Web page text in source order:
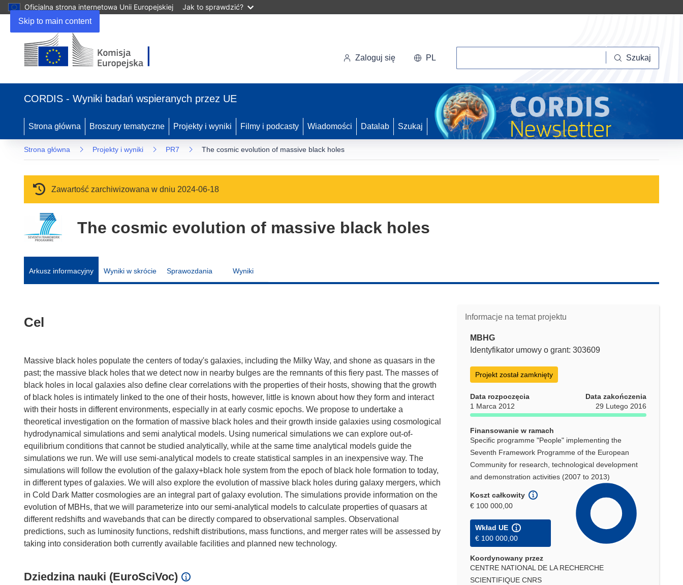
Skip to main content
Oficjalna strona internetowa Unii Europejskiej Jak to sprawdzić?
Zaloguj się PL Szukaj
CORDIS - Wyniki badań wspieranych przez UE
Strona główna Broszury tematyczne Projekty i wyniki Filmy i podcasty Wiadomości Datalab Szukaj
Strona główna Projekty i wyniki PR7 The cosmic evolution of massive black holes
Zawartość zarchiwizowana w dniu 2024-06-18
The cosmic evolution of massive black holes
Arkusz informacyjny Wyniki w skrócie Sprawozdania Wyniki
Informacje na temat projektu
MBHG
Identyfikator umowy o grant: 303609
Projekt został zamknięty
Data rozpoczęcia
1 Marca 2012
Data zakończenia
29 Lutego 2016
Finansowanie w ramach
Specific programme "People" implementing the
Seventh Framework Programme of the European
Community for research, technological development
and demonstration activities (2007 to 2013)
Koszt całkowity
€ 100 000,00
Wkład UE
€ 100 000,00
Koordynowany przez
CENTRE NATIONAL DE LA RECHERCHE
SCIENTIFIQUE CNRS
Cel
Massive black holes populate the centers of today's galaxies, including the Milky Way, and shone as quasars in the
past; the massive black holes that we detect now in nearby bulges are the remnants of this fiery past. The masses of
black holes in local galaxies also define clear correlations with the properties of their hosts, showing that the growth
of black holes is intimately linked to the one of their hosts, however, little is known about how they form and interact
with their hosts in different environments, especially in at early cosmic epochs. We propose to undertake a
theoretical investigation on the formation of massive black holes and their growth inside galaxies using cosmological
hydrodynamical simulations and semi analytical models. Using numerical simulations we can explore out-of-
equilibrium conditions that cannot be studied analytically, while at the same time analytical models guide the
simulations we run. We will use semi-analytical models to create statistical samples in an inexpensive way. The
simulations will follow the evolution of the galaxy+black hole system from the epoch of black hole formation to today,
in different types of galaxies. We will also explore the evolution of massive black holes during galaxy mergers, which
in Cold Dark Matter cosmologies are an integral part of galaxy evolution. The simulations provide information on the
evolution of MBHs, that we will parameterize into our semi-analytical models to calculate properties of quasars at
different redshifts and wavebands that can be directly compared to observational samples. Observational
predictions, such as luminosity functions, redshift distributions, mass functions, and merger rates will be assessed by
Dziedzina nauki (EuroSciVoc)